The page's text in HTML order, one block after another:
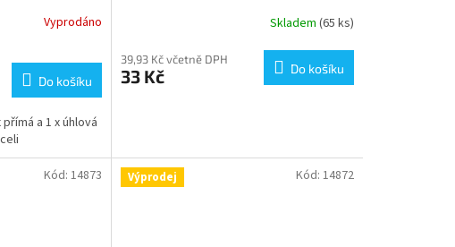
Vyprodáno
Do košíku
a 1 x úhlová
Skladem (65 ks)
39,93 Kč včetně DPH
33 Kč Do košíku
Kód: 14873 Výprodej Kód: 14872